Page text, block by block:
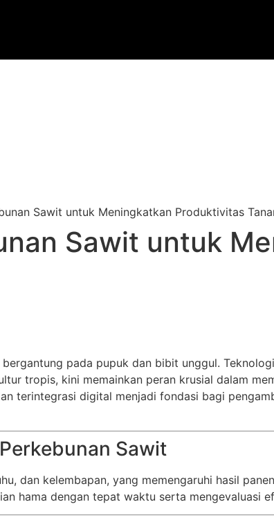
Sawit untuk
pada pupuk dan bibit unggul.
tropis, kini memainkan peran krusial dalam
terintegrasi digital menjadi fondasi bagi
Sawit
dan kelembapan, yang memengaruhi hasil
hama dengan tepat waktu serta mengevaluasi